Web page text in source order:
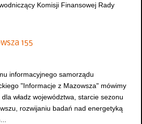
Komisji Finansowej Rady
155
informacyjnego samorządu
"Informacje z Mazowsza" mówimy
władz województwa, starcie sezonu
rozwijaniu badań nad energetyką